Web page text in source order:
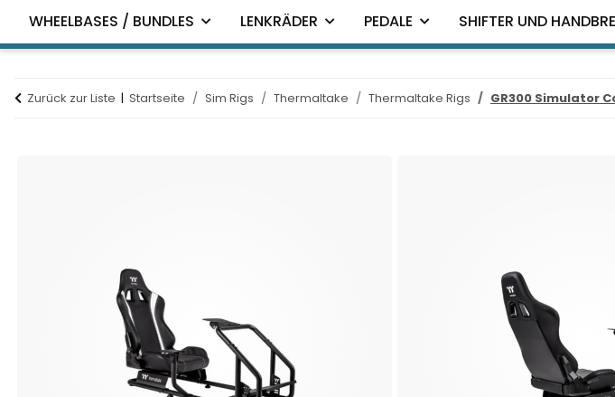
WHEELBASES / BUNDLES LENKRÄDER PEDALE SHIFTER UND
Zurück zur Liste Startseite Sim Rigs Thermaltake Thermaltake Rigs GR300 Simulator